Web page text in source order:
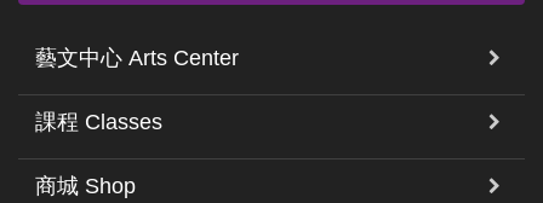
藝文中心 Arts Center
課程 Classes
商城 Shop